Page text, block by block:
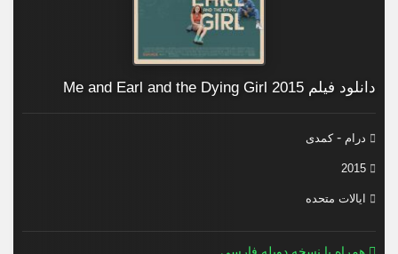
دانلود فیلم Me and Earl and the Dying Girl 2015
درام -کمدی
2015
ایالات متحده